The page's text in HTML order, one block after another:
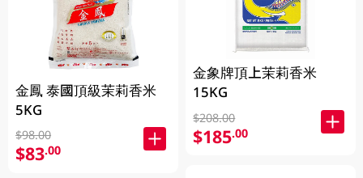
金鳳 泰國頂級茉莉香米
5KG
$98.00
$83.00
金象牌頂上茉莉香米
15KG
$208.00
$185.00